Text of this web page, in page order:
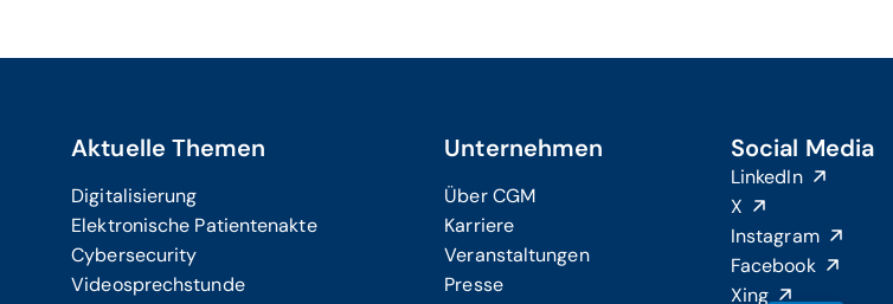
Aktuelle Themen
Digitalisierung
Elektronische Patientenakte
Cybersecurity
Videosprechstunde
Unternehmen
Über CGM
Karriere
Veranstaltungen
Presse
Social Media
LinkedIn
X
Instagram
Facebook
Xing